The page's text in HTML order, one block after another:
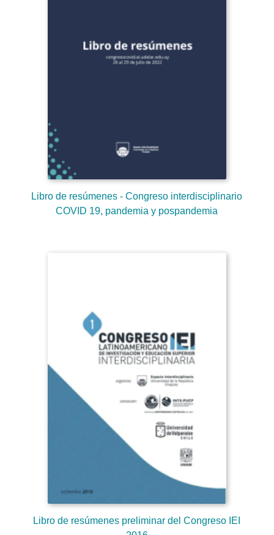
Libro de resúmenes - Congreso interdisciplinario
COVID 19, pandemia y pospandemia
Libro de resúmenes preliminar del Congreso IEI